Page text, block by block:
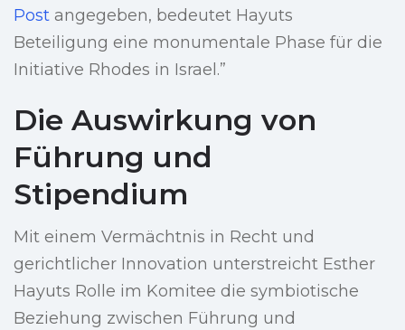
Post angegeben, bedeutet Hayuts
Beteiligung eine monumentale Phase für die
Initiative Rhodes in Israel.”
Die Auswirkung von
Führung und
Stipendium
Mit einem Vermächtnis in Recht und
gerichtlicher Innovation unterstreicht Esther
Hayuts Rolle im Komitee die symbiotische
Beziehung zwischen Führung und